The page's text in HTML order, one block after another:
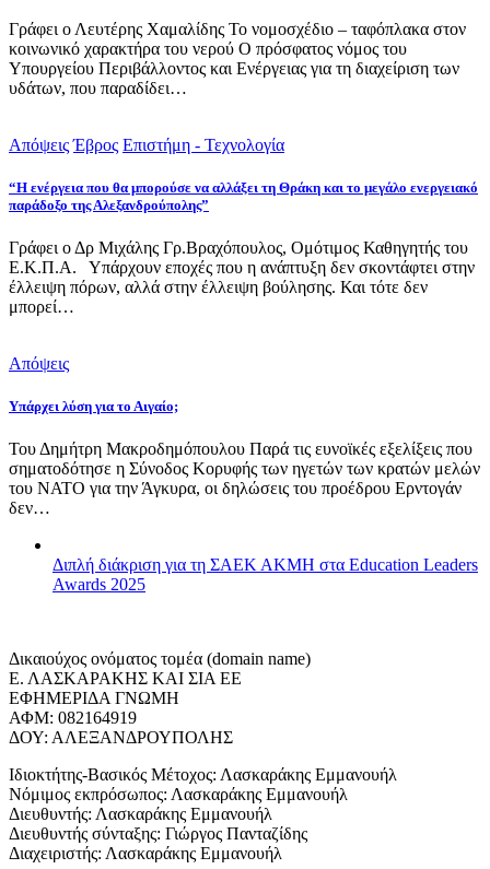
Γράφει ο Λευτέρης Χαμαλίδης Το νομοσχέδιο – ταφόπλακα στον
κοινωνικό χαρακτήρα του νερού Ο πρόσφατος νόμος του
Υπουργείου Περιβάλλοντος και Ενέργειας για τη διαχείριση των
υδάτων, που παραδίδει…
Απόψεις Έβρος Επιστήμη - Τεχνολογία
“Η ενέργεια που θα μπορούσε να αλλάξει τη Θράκη και το μεγάλο ενεργειακό
παράδοξο της Αλεξανδρούπολης”
Γράφει ο Δρ Μιχάλης Γρ.Βραχόπουλος, Ομότιμος Καθηγητής του
Ε.Κ.Π.Α. Υπάρχουν εποχές που η ανάπτυξη δεν σκοντάφτει στην
έλλειψη πόρων, αλλά στην έλλειψη βούλησης. Και τότε δεν
μπορεί…
Απόψεις
Υπάρχει λύση για το Αιγαίο;
Του Δημήτρη Μακροδημόπουλου Παρά τις ευνοϊκές εξελίξεις που
σηματοδότησε η Σύνοδος Κορυφής των ηγετών των κρατών μελών
του ΝΑΤΟ για την Άγκυρα, οι δηλώσεις του προέδρου Ερντογάν
δεν…
Διπλή διάκριση για τη ΣΑΕΚ ΑΚΜΗ στα Education Leaders
Awards 2025
Δικαιούχος ονόματος τομέα (domain name)
Ε. ΛΑΣΚΑΡΑΚΗΣ ΚΑΙ ΣΙΑ ΕΕ
ΕΦΗΜΕΡΙΔΑ ΓΝΩΜΗ
ΑΦΜ: 082164919
ΔΟΥ: ΑΛΕΞΑΝΔΡΟΥΠΟΛΗΣ
Ιδιοκτήτης-Βασικός Μέτοχος: Λασκαράκης Εμμανουήλ
Νόμιμος εκπρόσωπος: Λασκαράκης Εμμανουήλ
Διευθυντής: Λασκαράκης Εμμανουήλ
Διευθυντής σύνταξης: Γιώργος Πανταζίδης
Διαχειριστής: Λασκαράκης Εμμανουήλ